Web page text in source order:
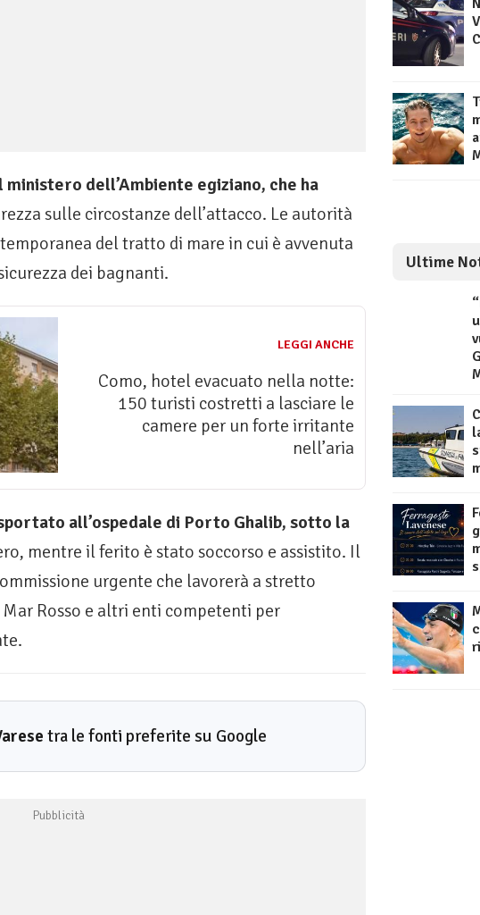
dell’Ambiente egiziano, che ha
sulle circostanze dell’attacco. Le autorità
del tratto di mare in cui è avvenuta
dei bagnanti.
LEGGI ANCHE
Como, hotel evacuato nella notte:
150 turisti costretti a lasciare le
camere per un forte irritante
nell’aria
all’ospedale di Porto Ghalib, sotto la
mentre il ferito è stato soccorso e assistito. Il
urgente che lavorerà a stretto
Rosso e altri enti competenti per
tra le fonti preferite su Google
Ultime